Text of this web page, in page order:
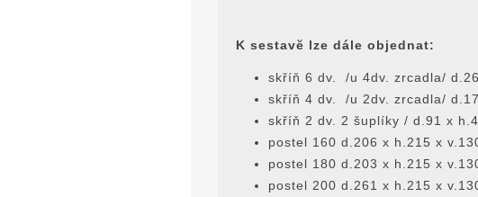
K sestavĕ lze dále objednat:
skříň 6 dv. /u 4dv. zrcadla/
skříň 4 dv. /u 2dv. zrcadla/
skříň 2 dv. 2 šuplíky / d.91 x
postel 160 d.206 x h.215 x
postel 180 d.203 x h.215 x
postel 200 d.261 x h.215 x